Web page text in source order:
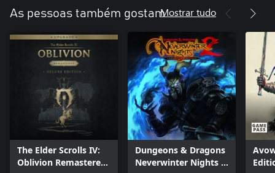
As pessoas também gostamMostrar tudo
The Elder Scrolls IV:
Oblivion Remastered
Dungeons & Dragons
Neverwinter Nights 2: